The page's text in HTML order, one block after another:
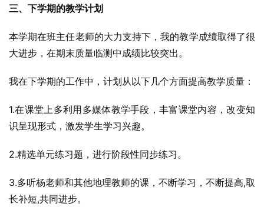
三、下学期的教学计划
本学期在班主任老师的大力支持下，我的教学成绩取得了很
大进步，在期末质量临测中成绩比较突出。
我在下学期的工作中，计划从以下几个方面提高教学质量：
1.在课堂上多利用多媒体教学手段，丰富课堂内容，改变知
识呈现形式，激发学生学习兴趣。
2.精选单元练习题，进行阶段性同步练习。
3.多听杨老师和其他地理教师的课，不断学习，不断提高,取
长补短,共同进步。